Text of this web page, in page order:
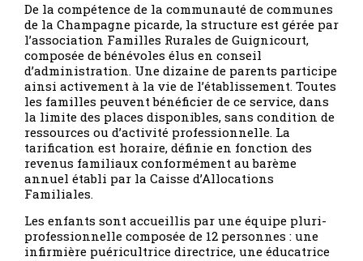
De la compétence de la communauté de communes
de la Champagne picarde, la structure est gérée par
l’association Familles Rurales de Guignicourt,
composée de bénévoles élus en conseil
d’administration. Une dizaine de parents participe
ainsi activement à la vie de l’établissement. Toutes
les familles peuvent bénéficier de ce service, dans
la limite des places disponibles, sans condition de
ressources ou d’activité professionnelle. La
tarification est horaire, définie en fonction des
revenus familiaux conformément au barème
annuel établi par la Caisse d’Allocations
Familiales.
Les enfants sont accueillis par une équipe pluri-
professionnelle composée de 12 personnes : une
infirmière puéricultrice directrice, une éducatrice